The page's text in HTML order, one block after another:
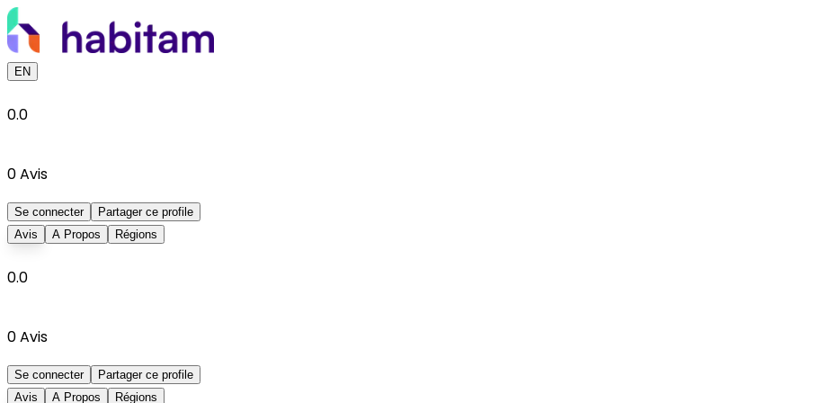
EN
0.0
0Avis
Se connecter
Partager ce profile
Avis
A Propos Régions
0.0
0Avis
Se connecter
Partager ce profile
Avis
A Propos Régions